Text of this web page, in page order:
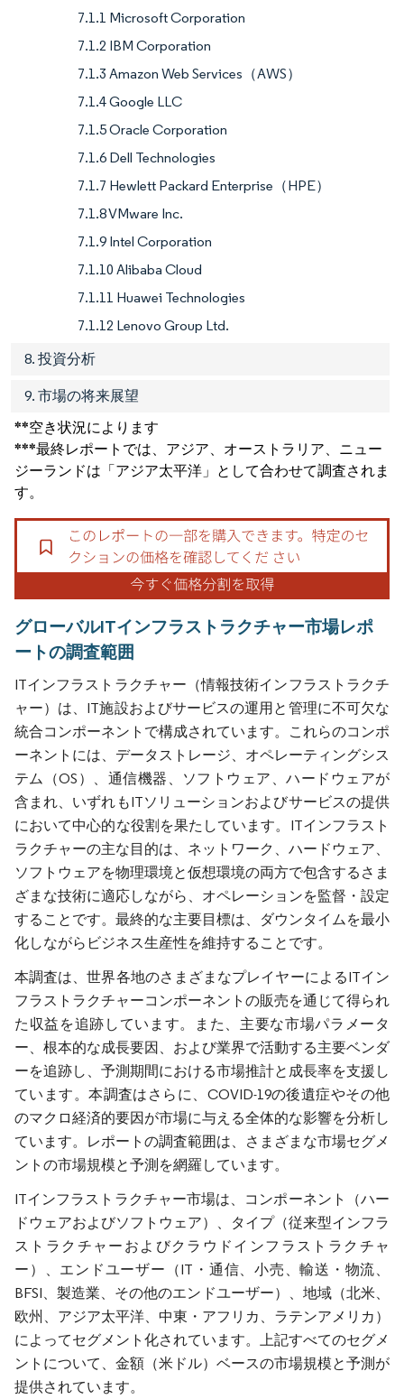
7.1.1 Microsoft Corporation
7.1.2 IBM Corporation
7.1.3 Amazon Web Services（AWS）
7.1.4 Google LLC
7.1.5 Oracle Corporation
7.1.6 Dell Technologies
7.1.7 Hewlett Packard Enterprise（HPE）
7.1.8 VMware Inc.
7.1.9 Intel Corporation
7.1.10 Alibaba Cloud
7.1.11 Huawei Technologies
7.1.12 Lenovo Group Ltd.
8. 投資分析
9. 市場の将来展望
**空き状況によります
***最終レポートでは、アジア、オーストラリア、ニュー
ジーランドは「アジア太平洋」として合わせて調査されま
す。
グローバルITインフラストラクチャー市場レポ
ートの調査範囲
ITインフラストラクチャー（情報技術インフラストラクチ
ャー）は、IT施設およびサービスの運用と管理に不可欠な
統合コンポーネントで構成されています。これらのコンポ
ーネントには、データストレージ、オペレーティングシス
テム（OS）、通信機器、ソフトウェア、ハードウェアが
含まれ、いずれもITソリューションおよびサービスの提供
において中心的な役割を果たしています。ITインフラスト
ラクチャーの主な目的は、ネットワーク、ハードウェア、
ソフトウェアを物理環境と仮想環境の両方で包含するさま
ざまな技術に適応しながら、オペレーションを監督・設定
することです。最終的な主要目標は、ダウンタイムを最小
化しながらビジネス生産性を維持することです。
本調査は、世界各地のさまざまなプレイヤーによるITイン
フラストラクチャーコンポーネントの販売を通じて得られ
た収益を追跡しています。また、主要な市場パラメータ
ー、根本的な成長要因、および業界で活動する主要ベンダ
ーを追跡し、予測期間における市場推計と成長率を支援し
ています。本調査はさらに、COVID-19の後遺症やその他
のマクロ経済的要因が市場に与える全体的な影響を分析し
ています。レポートの調査範囲は、さまざまな市場セグメ
ントの市場規模と予測を網羅しています。
ITインフラストラクチャー市場は、コンポーネント（ハー
ドウェアおよびソフトウェア）、タイプ（従来型インフラ
ストラクチャーおよびクラウドインフラストラクチャ
ー）、エンドユーザー（IT・通信、小売、輸送・物流、
BFSI、製造業、その他のエンドユーザー）、地域（北米、
欧州、アジア太平洋、中東・アフリカ、ラテンアメリカ）
によってセグメント化されています。上記すべてのセグメ
ントについて、金額（米ドル）ベースの市場規模と予測が
提供されています。